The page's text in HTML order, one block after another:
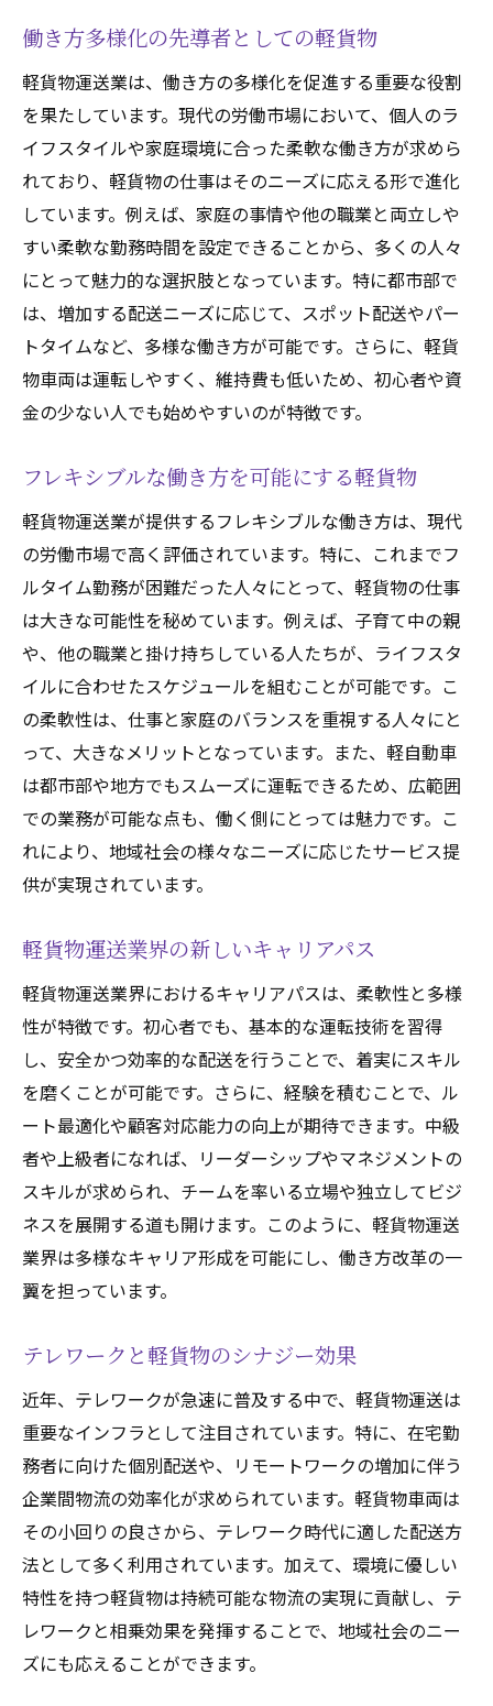
働き方多様化の先導者としての軽貨物
軽貨物運送業は、働き方の多様化を促進する重要な役割
を果たしています。現代の労働市場において、個人のラ
イフスタイルや家庭環境に合った柔軟な働き方が求めら
れており、軽貨物の仕事はそのニーズに応える形で進化
しています。例えば、家庭の事情や他の職業と両立しや
すい柔軟な勤務時間を設定できることから、多くの人々
にとって魅力的な選択肢となっています。特に都市部で
は、増加する配送ニーズに応じて、スポット配送やパー
トタイムなど、多様な働き方が可能です。さらに、軽貨
物車両は運転しやすく、維持費も低いため、初心者や資
金の少ない人でも始めやすいのが特徴です。
フレキシブルな働き方を可能にする軽貨物
軽貨物運送業が提供するフレキシブルな働き方は、現代
の労働市場で高く評価されています。特に、これまでフ
ルタイム勤務が困難だった人々にとって、軽貨物の仕事
は大きな可能性を秘めています。例えば、子育て中の親
や、他の職業と掛け持ちしている人たちが、ライフスタ
イルに合わせたスケジュールを組むことが可能です。こ
の柔軟性は、仕事と家庭のバランスを重視する人々にと
って、大きなメリットとなっています。また、軽自動車
は都市部や地方でもスムーズに運転できるため、広範囲
での業務が可能な点も、働く側にとっては魅力です。こ
れにより、地域社会の様々なニーズに応じたサービス提
供が実現されています。
軽貨物運送業界の新しいキャリアパス
軽貨物運送業界におけるキャリアパスは、柔軟性と多様
性が特徴です。初心者でも、基本的な運転技術を習得
し、安全かつ効率的な配送を行うことで、着実にスキル
を磨くことが可能です。さらに、経験を積むことで、ル
ート最適化や顧客対応能力の向上が期待できます。中級
者や上級者になれば、リーダーシップやマネジメントの
スキルが求められ、チームを率いる立場や独立してビジ
ネスを展開する道も開けます。このように、軽貨物運送
業界は多様なキャリア形成を可能にし、働き方改革の一
翼を担っています。
テレワークと軽貨物のシナジー効果
近年、テレワークが急速に普及する中で、軽貨物運送は
重要なインフラとして注目されています。特に、在宅勤
務者に向けた個別配送や、リモートワークの増加に伴う
企業間物流の効率化が求められています。軽貨物車両は
その小回りの良さから、テレワーク時代に適した配送方
法として多く利用されています。加えて、環境に優しい
特性を持つ軽貨物は持続可能な物流の実現に貢献し、テ
レワークと相乗効果を発揮することで、地域社会のニー
ズにも応えることができます。